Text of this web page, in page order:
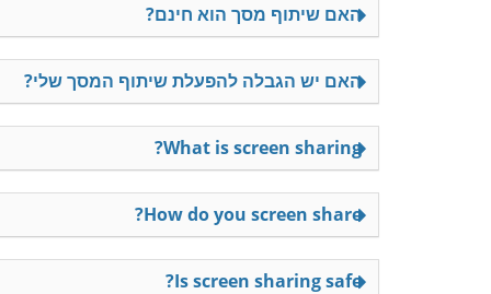
האם שיתוף מסך הוא חינם?
האם יש הגבלה להפעלת שיתוף המסך שלי?
What is screen sharing?
How do you screen share?
Is screen sharing safe?